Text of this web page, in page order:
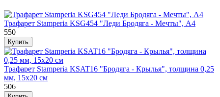
Трафарет Stamperia KSG454 "Леди Бродяга - Мечты", А4
550
Трафарет Stamperia KSAT16 "Бродяга - Крылья", толщина 0,25
мм, 15х20 см
506